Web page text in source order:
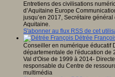
Entretiens des civilisations
d’Aquitaine Europe
jusqu’en 2017, Secrétaire
Aquitaine.
S'abonner au flux RSS de cet
Détrée
Conseiller en numérique éducatif
départementale de l'éducation de
Val d'Oise de 1999 à 2014-
responsable du Centre de
multimédia